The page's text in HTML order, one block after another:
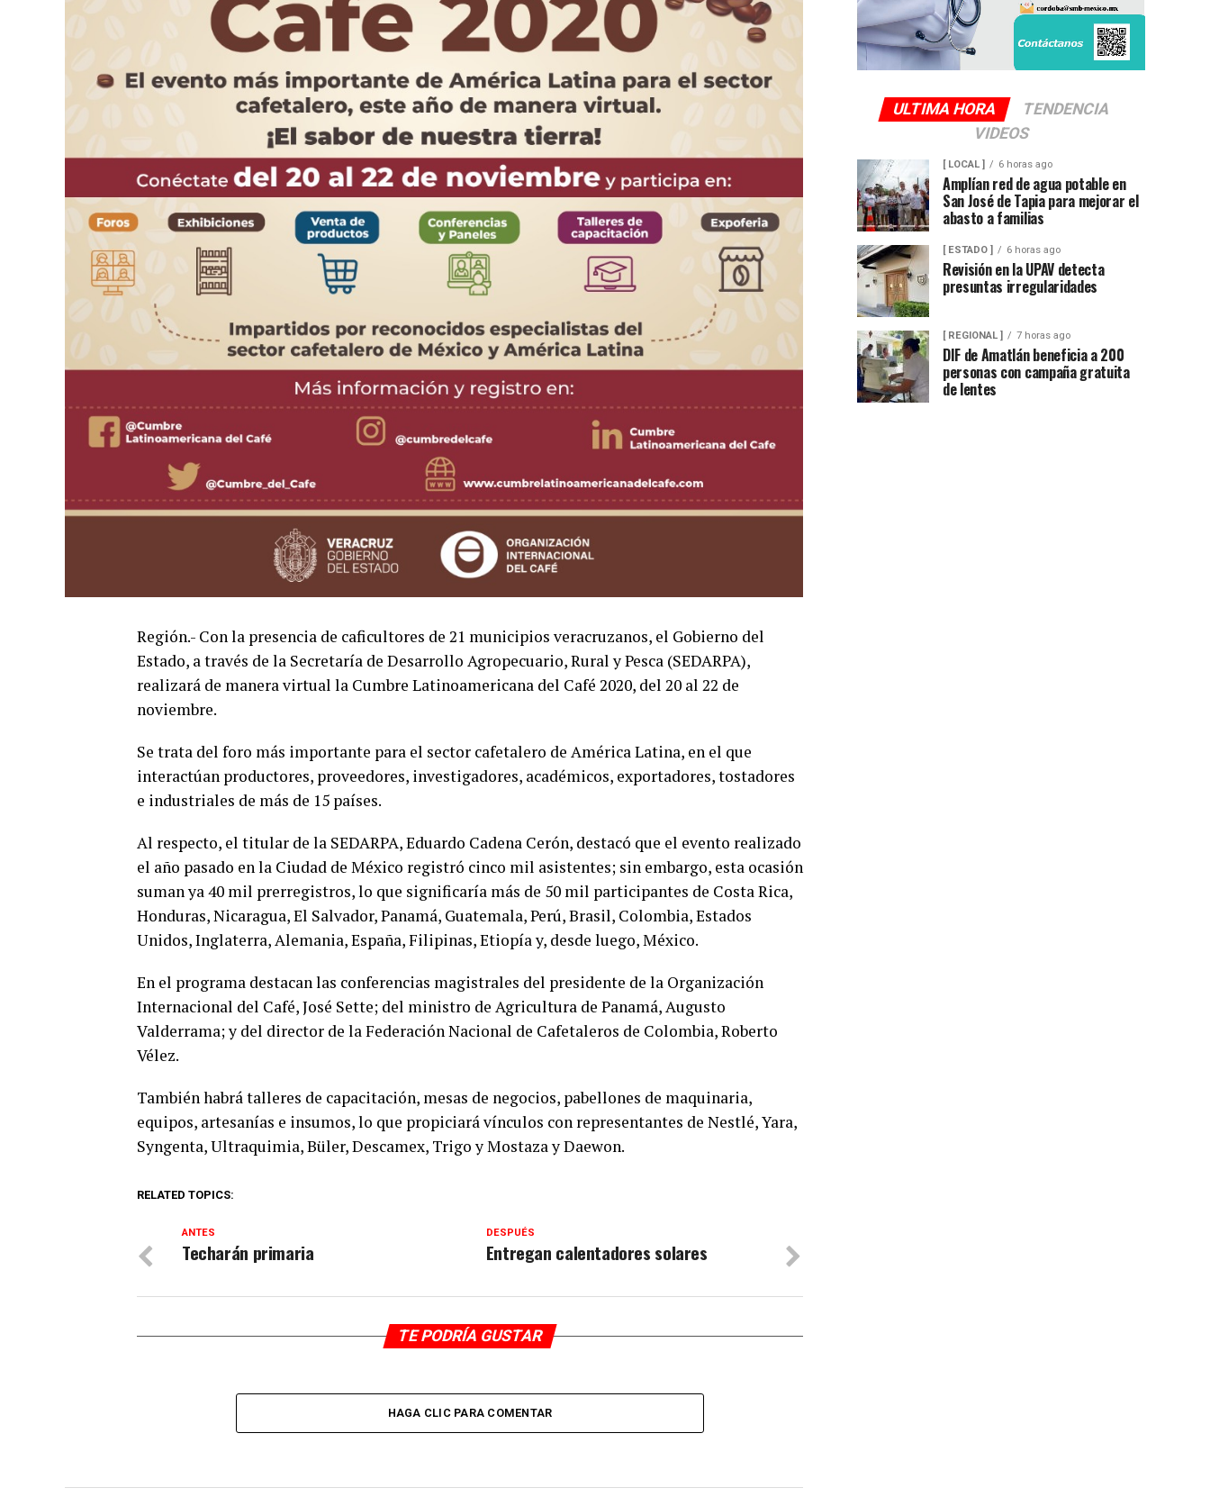
Región.- Con la presencia de caficultores de 21 municipios veracruzanos, el Gobierno del
Estado, a través de la Secretaría de Desarrollo Agropecuario, Rural y Pesca (SEDARPA),
realizará de manera virtual la Cumbre Latinoamericana del Café 2020, del 20 al 22 de
noviembre.
Se trata del foro más importante para el sector cafetalero de América Latina, en el que
interactúan productores, proveedores, investigadores, académicos, exportadores, tostadores
e industriales de más de 15 países.
Al respecto, el titular de la SEDARPA, Eduardo Cadena Cerón, destacó que el evento realizado
el año pasado en la Ciudad de México registró cinco mil asistentes; sin embargo, esta ocasión
suman ya 40 mil prerregistros, lo que significaría más de 50 mil participantes de Costa Rica,
Honduras, Nicaragua, El Salvador, Panamá, Guatemala, Perú, Brasil, Colombia, Estados
Unidos, Inglaterra, Alemania, España, Filipinas, Etiopía y, desde luego, México.
En el programa destacan las conferencias magistrales del presidente de la Organización
Internacional del Café, José Sette; del ministro de Agricultura de Panamá, Augusto
Valderrama; y del director de la Federación Nacional de Cafetaleros de Colombia, Roberto
Vélez.
También habrá talleres de capacitación, mesas de negocios, pabellones de maquinaria,
equipos, artesanías e insumos, lo que propiciará vínculos con representantes de Nestlé, Yara,
Syngenta, Ultraquimia, Büler, Descamex, Trigo y Mostaza y Daewon.
RELATED TOPICS:
DESPUÉS
Entregan calentadores solares
ANTES
Techarán primaria
TE PODRÍA GUSTAR
HAGA CLIC PARA COMENTAR
ULTIMA HORA
TENDENCIA
VIDEOS
[ LOCAL ] 6 horas ago
Amplían red de agua potable en
San José de Tapia para mejorar el
abasto a familias
[ ESTADO ] 6 horas ago
Revisión en la UPAV detecta
presuntas irregularidades
[ REGIONAL ] 7 horas ago
DIF de Amatlán beneficia a 200
personas con campaña gratuita
de lentes